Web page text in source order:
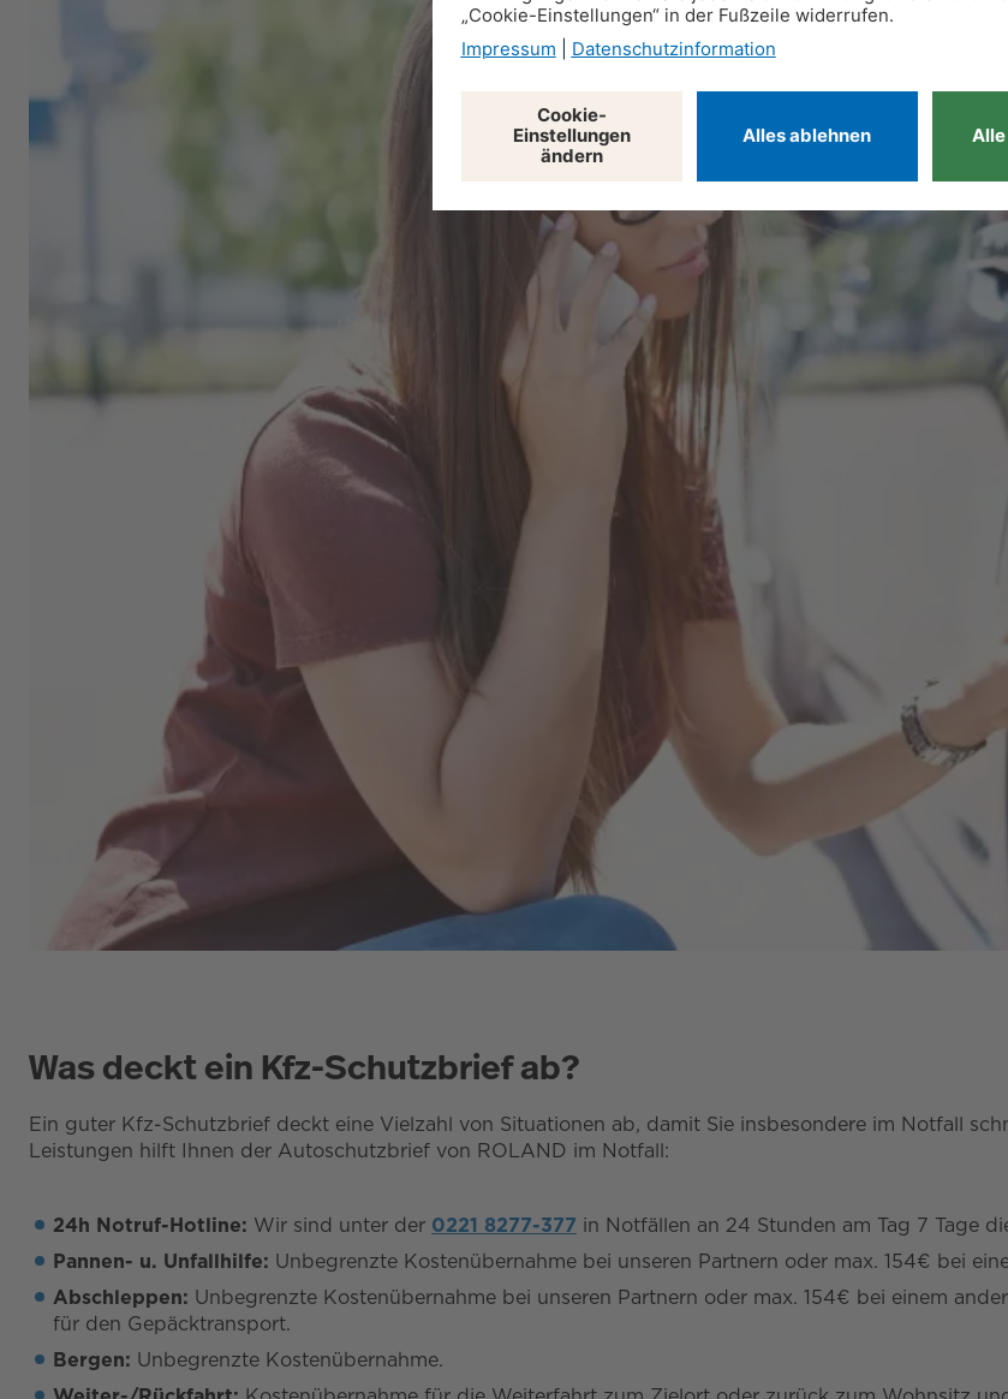
Was deckt ein Kfz-Schutzbrief ab?
Ein guter Kfz-Schutzbrief deckt eine Vielzahl von Situationen ab, damit Sie insbesondere im Notfall
Leistungen hilft Ihnen der Autoschutzbrief von ROLAND im Notfall:
24h Notruf-Hotline: Wir sind unter der 0221 8277-377 in Notfällen an 24 Stunden am Tag 7 Tage
Pannen- u. Unfallhilfe: Unbegrenzte Kostenübernahme bei unseren Partnern oder max. 154€ bei
Abschleppen: Unbegrenzte Kostenübernahme bei unseren Partnern oder max. 154€ bei einem
für den Gepäcktransport.
Bergen: Unbegrenzte Kostenübernahme.